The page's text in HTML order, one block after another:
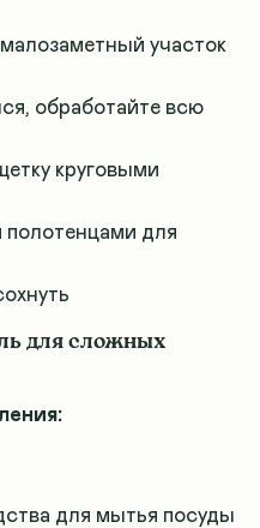
участок
обработайте всю
круговыми
для
для сложных
для мытья посуды